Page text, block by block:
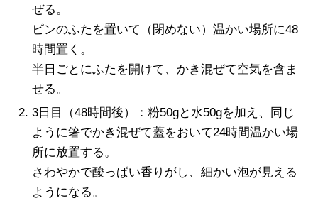
ぜる。
ビンのふたを置いて（閉めない）温かい場所に48
時間置く。
半日ごとにふたを開けて、かき混ぜて空気を含ま
せる。
3日目（48時間後）：粉50gと水50gを加え、同じ
ように箸でかき混ぜて蓋をおいて24時間温かい場
所に放置する。
さわやかで酸っぱい香りがし、細かい泡が見える
ようになる。